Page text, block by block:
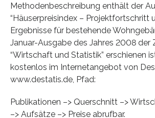
Methodenbeschreibung enthält der
“Häuserpreisindex – Projektfortschritt
Ergebnisse für bestehende
Januar-Ausgabe des Jahres 2008 der
“Wirtschaft und Statistik” erschienen
kostenlos im Internetangebot von
www.destatis.de, Pfad:
Publikationen –> Querschnitt –>
–> Aufsätze –> Preise abrufbar.